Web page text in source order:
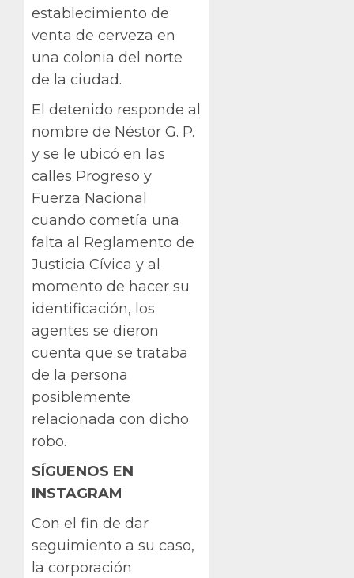
establecimiento de
venta de cerveza en
una colonia del norte
de la ciudad.
El detenido responde al
nombre de Néstor G. P.
y se le ubicó en las
calles Progreso y
Fuerza Nacional
cuando cometía una
falta al Reglamento de
Justicia Cívica y al
momento de hacer su
identificación, los
agentes se dieron
cuenta que se trataba
de la persona
posiblemente
relacionada con dicho
robo.
SÍGUENOS EN
INSTAGRAM
Con el fin de dar
seguimiento a su caso,
la corporación